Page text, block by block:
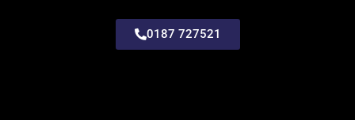
0187 727521